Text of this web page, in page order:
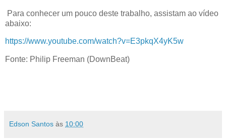
Para conhecer um pouco deste trabalho, assistam ao vídeo
abaixo:
https://www.youtube.com/watch?v=E3pkqX4yK5w
Fonte: Philip Freeman (DownBeat)
Edson Santos às 10:00